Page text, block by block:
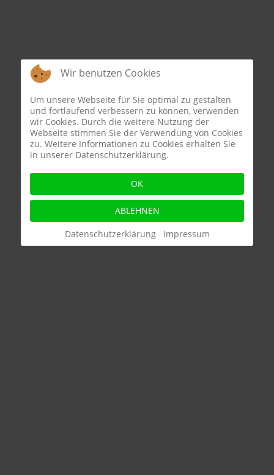
Wir benutzen Cookies
Um unsere Webseite für Sie optimal zu gestalten
und fortlaufend verbessern zu können, verwenden
wir Cookies. Durch die weitere Nutzung der
Webseite stimmen Sie der Verwendung von Cookies
zu. Weitere Informationen zu Cookies erhalten Sie
in unserer Datenschutzerklärung.
OK
ABLEHNEN
Datenschutzerklärung
Impressum